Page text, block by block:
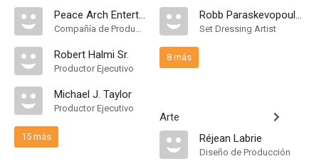
Peace Arch Entertainment Group
Compañía de Produccion
Robert Halmi Sr.
Productor Ejecutivo
Michael J. Taylor
Productor Ejecutivo
15 más
Robb Paraskevopoulos
Set Dressing Artist
8 más
Arte
Réjean Labrie
Diseño de Producción